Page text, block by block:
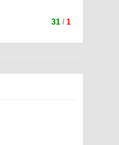
31 / 1